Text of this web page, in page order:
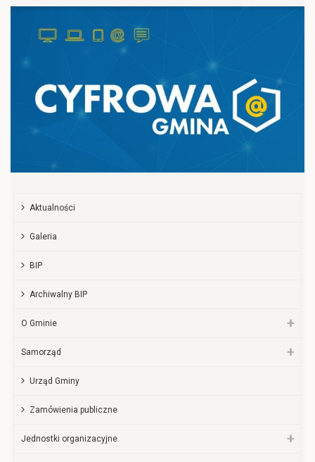
Aktualności
Galeria
BIP
Archiwalny BIP
O Gminie
Samorząd
Urząd Gminy
Zamówienia publiczne
Jednostki organizacyjne